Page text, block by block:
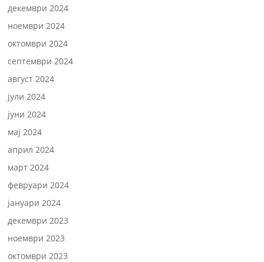
декември 2024
ноември 2024
октомври 2024
септември 2024
август 2024
јули 2024
јуни 2024
мај 2024
април 2024
март 2024
февруари 2024
јануари 2024
декември 2023
ноември 2023
октомври 2023